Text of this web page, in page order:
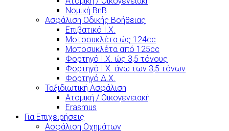
Νομική BnB
Ασφάλιση Οδικής Βοήθειας
Επιβατικό Ι.Χ.
Μοτοσυκλέτα ώς 124cc
Μοτοσυκλέτα από 125cc
Φορτηγό Ι.Χ. ώς 3,5 τόνους
Φορτηγό Ι.Χ. άνω των 3,5 τόνων
Φορτηγό Δ.Χ.
Ταξιδιωτική Ασφάλιση
Ατομική / Οικογενειακή
Erasmus
Για Επιχειρήσεις
Ασφάλιση Οχημάτων